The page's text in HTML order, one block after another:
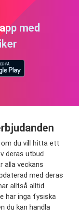
med
om du vill hitta ett
deras utbud
alla veckans
med deras
alltså alltid
har inga fysiska
du kan handla